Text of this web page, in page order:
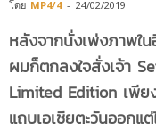
โดย MP4/4 - 24/02/2019
หลังจากนั่งเพ่งภาพใ
ผมก็ตกลงใจสั่งเจ้า
Limited Edition เพีย
แถบเอเชียตะวันออกแ